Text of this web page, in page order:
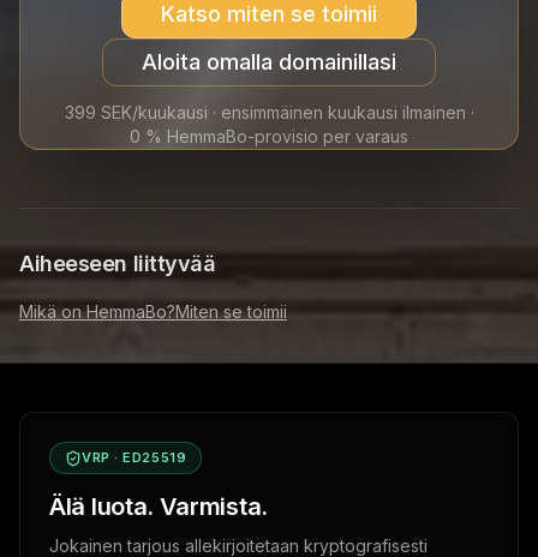
Katso miten se toimii
Aloita omalla domainillasi
399 SEK/kuukausi · ensimmäinen kuukausi ilmainen ·
0 % HemmaBo-provisio per varaus
Aiheeseen liittyvää
Mikä on HemmaBo?Miten se toimii
VRP · ED25519
Älä luota. Varmista.
Jokainen tarjous allekirjoitetaan kryptografisesti